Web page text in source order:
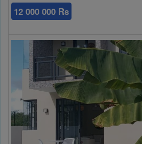
12 000 000 Rs